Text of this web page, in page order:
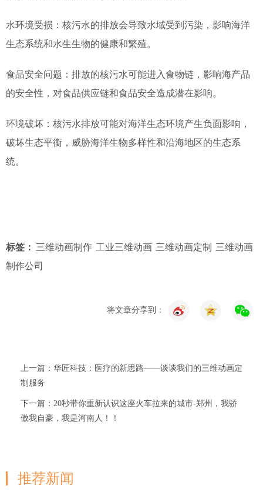
水环境受损：核污水的排放会导致水域受到污染，影响海洋
生态系统和水生生物的健康和繁殖。
食品安全问题：排放的核污水可能进入食物链，影响海产品
的安全性，对食品供应链和食品安全造成潜在影响。
环境破坏：核污水排放可能对海洋生态环境产生负面影响，
破坏生态平衡，威胁海洋生物多样性和沿海地区的生态系
统。
标签： 三维动画制作 工业三维动画 三维动画定制
三维动画
制作公司
将文章分享到：
上一篇：华匠科技：医疗的新思路——谈谈我们的三维动画定
制服务
下一篇：20秒带你重新认识这座火车拉来的城市-郑州，我骄
傲我自豪，我是河南人！！
推荐新闻